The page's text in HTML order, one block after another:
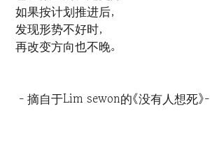
如果按计划推进后，
发现形势不好时，
再改变方向也不晚。
- 摘自于Lim sewon的《没有人想死》-